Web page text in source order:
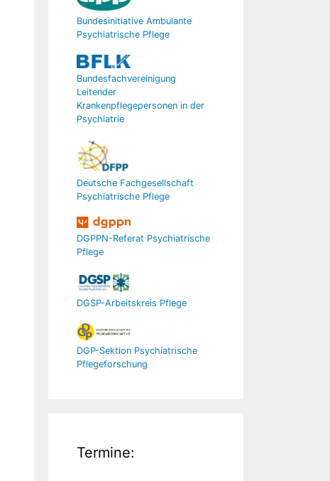
Bundesinitiative Ambulante
Psychiatrische Pflege
Bundesfachvereinigung
Leitender
Krankenpflegepersonen in der
Psychiatrie
Deutsche Fachgesellschaft
Psychiatrische Pflege
DGPPN-Referat Psychiatrische
Pflege
DGSP-Arbeitskreis Pflege
DGP-Sektion Psychiatrische
Pflegeforschung
Termine: